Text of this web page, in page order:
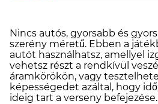
Nincs autós, gyorsabb és
szerény méretű. Ebben a
autót használhatsz, amellyel
vehetsz részt a rendkívül
áramkörökön, vagy
képességedet azáltal, hogy
ideig tart a verseny befejezése.